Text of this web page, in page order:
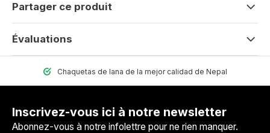
Partager ce produit
Évaluations
Chaquetas de lana de la mejor calidad de Nepal
Inscrivez-vous ici à notre newsletter
Abonnez-vous à notre infolettre pour ne rien manquer.